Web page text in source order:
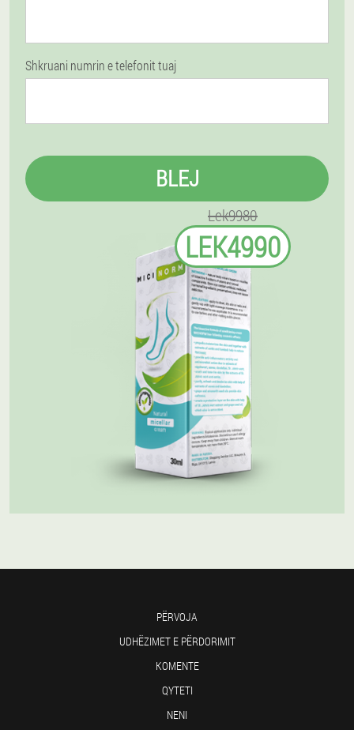
Shkruani numrin e telefonit tuaj
BLEJ
Lek9980
LEK4990
PËRVOJA
UDHËZIMET E PËRDORIMIT
KOMENTE
QYTETI
NENI